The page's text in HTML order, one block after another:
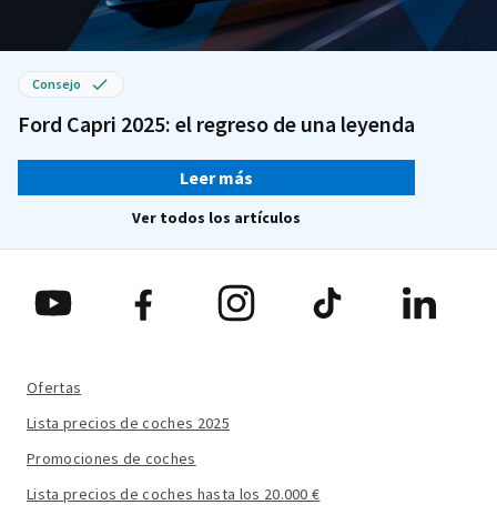
Consejo
Ford Capri 2025: el regreso de una leyenda
Leer más
Ver todos los artículos
Ofertas
Lista precios de coches 2025
Promociones de coches
Lista precios de coches hasta los 20.000 €